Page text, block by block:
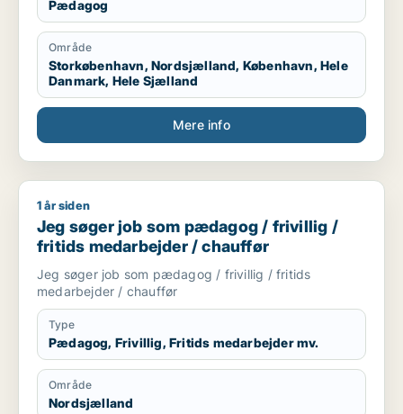
Pædagog
Område
Storkøbenhavn, Nordsjælland, København, Hele
Danmark, Hele Sjælland
Mere info
Jeg søger job som pædagog / frivillig / fritids medarbejder
1 år siden
Jeg søger job som pædagog / frivillig /
fritids medarbejder / chauffør
Jeg søger job som pædagog / frivillig / fritids
medarbejder / chauffør
Type
Pædagog, Frivillig, Fritids medarbejder mv.
Område
Nordsjælland